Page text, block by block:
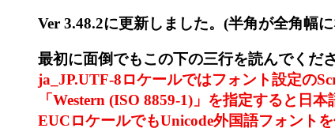
Ver 3.48.2に更新しました。(半角が全角幅
最初に面倒でもこの下の三行を読んでくださ
ja_JP.UTF-8ロケールではフォント設定の
「Western (ISO 8859-1)」を指定すると日
EUCロケールでもUnicode外国語フォント